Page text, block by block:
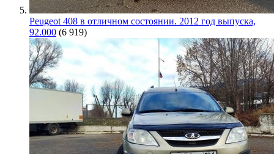
Peugeot 408 в отличном состоянии. 2012 год выпуска,
92.000 (6 919)